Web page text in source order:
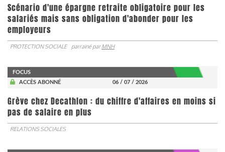
Scénario d'une épargne retraite obligatoire pour les
salariés mais sans obligation d'abonder pour les
employeurs
PROTECTION SOCIALE parrainé parMNH
FOCUS
ACCÈS ABONNÉ
06 / 07 / 2026
Grève chez Decathlon : du chiffre d'affaires en moins si
pas de salaire en plus
RELATIONS SOCIALES